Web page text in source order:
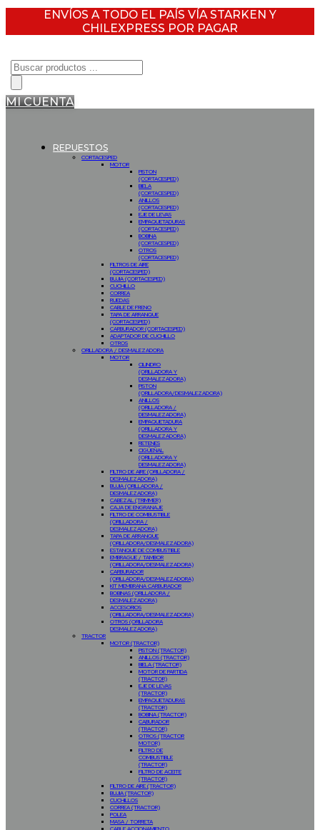
ENVÍOS A TODO EL PAÍS VÍA STARKEN Y
CHILEXPRESS POR PAGAR
Búsqueda
de
productos
MI CUENTA
REPUESTOS
CORTACESPED
MOTOR
PISTON
(CORTACESPED)
BIELA
(CORTACESPED)
ANILLOS
(CORTACESPED)
EJE DE LEVAS
EMPAQUETADURAS
(CORTACESPED)
BOBINA
(CORTACESPED)
OTROS
(CORTACESPED)
FILTROS DE AIRE
(CORTACESPED)
BUJIA (CORTACESPED)
CUCHILLO
CORREA
RUEDAS
CABLE DE FRENO
TAPA DE ARRANQUE
(CORTACESPED)
CARBURADOR (CORTACESPED)
ADAPTADOR DE CUCHILLO
OTROS
ORILLADORA / DESMALEZADORA
MOTOR
CILINDRO
(ORILLADORA Y
DESMALEZADORA)
PISTON
(ORILLADORA/DESMALEZADORA)
ANILLOS
(ORILLADORA /
DESMALEZADORA)
EMPAQUETADURA
(ORILLADORA Y
DESMALEZADORA)
RETENES
CIGÜEÑAL
(ORILLADORA Y
DESMALEZADORA)
FILTRO DE AIRE (ORILLADORA /
DESMALEZADORA)
BUJIA (ORILLADORA /
DESMALEZADORA)
CABEZAL (TRIMMER)
CAJA DE ENGRANAJE
FILTRO DE COMBUSTIBLE
(ORILLADORA /
DESMALEZADORA)
TAPA DE ARRANQUE
(ORILLADORA/DESMALEZADORA)
ESTANQUE DE COMBUSTIBLE
EMBRAGUE / TAMBOR
(ORILLADORA/DESMALEZADORA)
CARBURADOR
(ORILLADORA/DESMALEZADORA)
KIT MEMBRANA CARBURADOR
BOBINAS (ORILLADORA /
DESMALEZADORA)
ACCESORIOS
(ORILLADORA/DESMALEZADORA)
OTROS (ORILLADORA
DESMALEZADORA)
TRACTOR
MOTOR (TRACTOR)
PISTON (TRACTOR)
ANILLOS (TRACTOR)
BIELA (TRACTOR)
MOTOR DE PARTIDA
(TRACTOR)
EJE DE LEVAS
(TRACTOR)
EMPAQUETADURAS
(TRACTOR)
BOBINA (TRACTOR)
CABURADOR
(TRACTOR)
OTROS (TRACTOR
MOTOR)
FILTRO DE
COMBUSTIBLE
(TRACTOR)
FILTRO DE ACEITE
(TRACTOR)
FILTRO DE AIRE (TRACTOR)
BUJIA (TRACTOR)
CUCHILLOS
CORREA (TRACTOR)
POLEA
MASA / TORRETA